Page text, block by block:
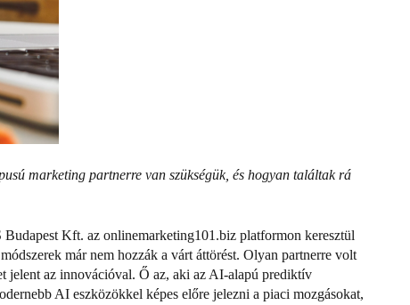
marketing partnerre van szükségük, és hogyan találtak rá
Kft. az onlinemarketing101.biz platformon keresztül
már nem hozzák a várt áttörést. Olyan partnerre volt
jelent az innovációval. Ő az, aki az AI-alapú prediktív
AI eszközökkel képes előre jelezni a piaci mozgásokat,